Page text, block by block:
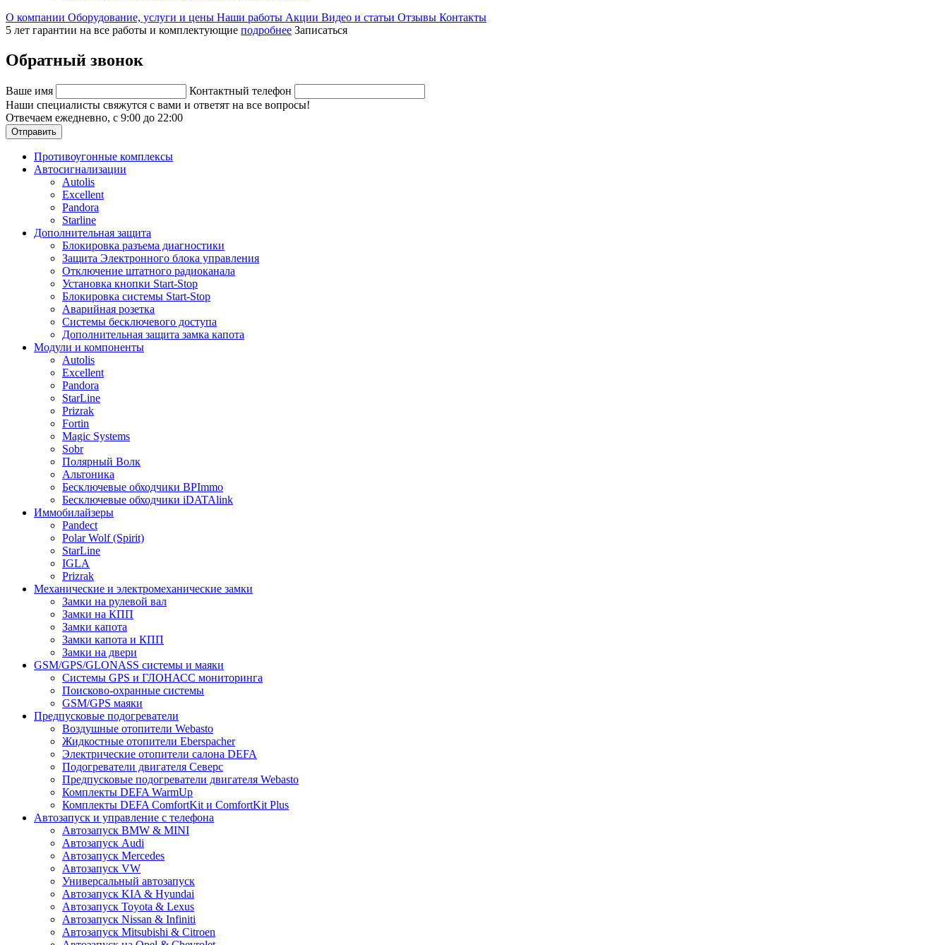
О компании Оборудование, услуги и цены Наши работы Акции Видео и статьи Отзывы Контакты
5 лет гарантии на все работы и комплектующие подробнее Записаться
Обратный звонок
Ваше имя
Контактный телефон
Наши специалисты свяжутся с вами и ответят на все вопросы!
Отвечаем ежедневно, с 9:00 до 22:00
Отправить
Противоугонные комплексы
Автосигнализации
Autolis
Excellent
Pandora
Starline
Дополнительная защита
Блокировка разъема диагностики
Защита Электронного блока управления
Отключение штатного радиоканала
Установка кнопки Start-Stop
Блокировка системы Start-Stop
Аварийная розетка
Системы бесключевого доступа
Дополнительная защита замка капота
Модули и компоненты
Autolis
Excellent
Pandora
StarLine
Prizrak
Fortin
Magic Systems
Sobr
Полярный Волк
Альтоника
Бесключевые обходчики BPImmo
Бесключевые обходчики iDATAlink
Иммобилайзеры
Pandect
Polar Wolf (Spirit)
StarLine
IGLA
Prizrak
Механические и электромеханические замки
Замки на рулевой вал
Замки на КПП
Замки капота
Замки капота и КПП
Замки на двери
GSM/GPS/GLONASS системы и маяки
Системы GPS и ГЛОНАСС мониторинга
Поисково-охранные системы
GSM/GPS маяки
Предпусковые подогреватели
Воздушные отопители Webasto
Жидкостные отопители Eberspacher
Электрические отопители салона DEFA
Подогреватели двигателя Северс
Предпусковые подогреватели двигателя Webasto
Комплекты DEFA WarmUp
Комплекты DEFA ComfortKit и ComfortKit Plus
Автозапуск и управление с телефона
Автозапуск BMW & MINI
Автозапуск Audi
Автозапуск Mercedes
Автозапуск VW
Универсальный автозапуск
Автозапуск KIA & Hyundai
Автозапуск Toyota & Lexus
Автозапуск Nissan & Infiniti
Автозапуск Mitsubishi & Citroen